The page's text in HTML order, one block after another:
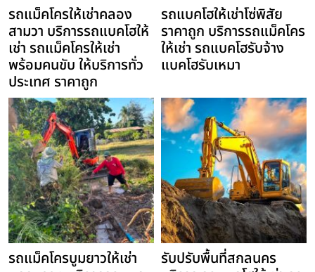
รถแม็คโครให้เช่าคลอง
สามวา บริการรถแบคโฮให้
เช่า รถแม็คโครให้เช่า
พร้อมคนขับ ให้บริการทั่ว
ประเทศ ราคาถูก
รถแบคโฮให้เช่าโซ่พิสัย
ราคาถูก บริการรถแม็คโคร
ให้เช่า รถแบคโฮรับจ้าง
แบคโฮรับเหมา
รถแม็คโครบูมยาวให้เช่า
รับปรับพื้นที่สกลนคร